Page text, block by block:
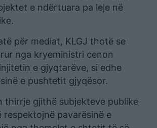
e ndërtuara pa leje në
për mediat, KLGJ thotë se
nga kryeministri cenon
e gjyqtarëve, si edhe
e pushtetit gjyqësor.
thirrje gjithë subjekteve publike
respektojnë pavarësinë e